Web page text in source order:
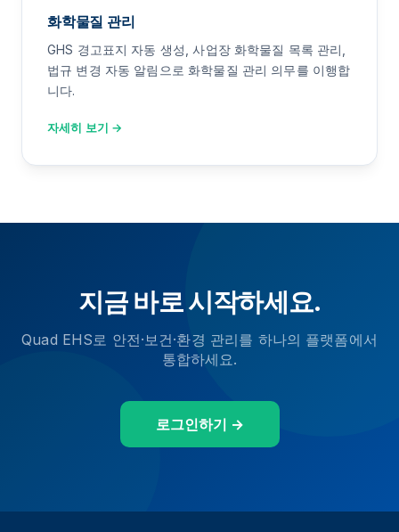
화학물질 관리
GHS 경고표지 자동 생성, 사업장 화학물질 목록 관리,
법규 변경 자동 알림으로 화학물질 관리 의무를 이행합
니다.
자세히 보기 →
지금 바로 시작하세요.
Quad EHS로 안전·보건·환경 관리를 하나의 플랫폼에서
통합하세요.
로그인하기 →